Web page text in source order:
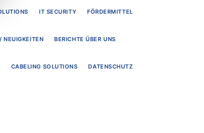
IT SECURITY FÖRDERMITTEL
NEUIGKEITEN BERICHTE ÜBER UNS
CABELING SOLUTIONS DATENSCHUTZ